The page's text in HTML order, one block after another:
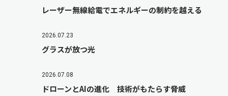
レーザー無線給電でエネルギーの制約を越える
2026.07.23
グラスが放つ光
2026.07.08
ドローンとAIの進化 技術がもたらす脅威